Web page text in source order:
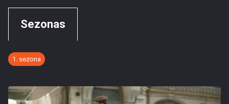
Sezonas
1. sezona